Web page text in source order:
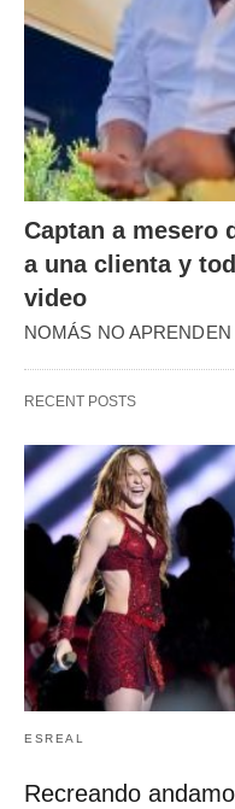
Captan a mesero
a una clienta y
video
NOMÁS NO
RECENT POSTS
ESREAL
Recreando